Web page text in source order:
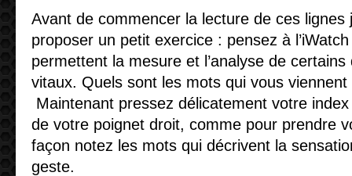
Avant de commencer la lecture de ces lignes
proposer un petit exercice : pensez à
permettent la mesure et l’analyse de
vitaux. Quels sont les mots qui vous viennent
Maintenant pressez délicatement votre index
de votre poignet droit, comme pour prendre
façon notez les mots qui décrivent la
geste.